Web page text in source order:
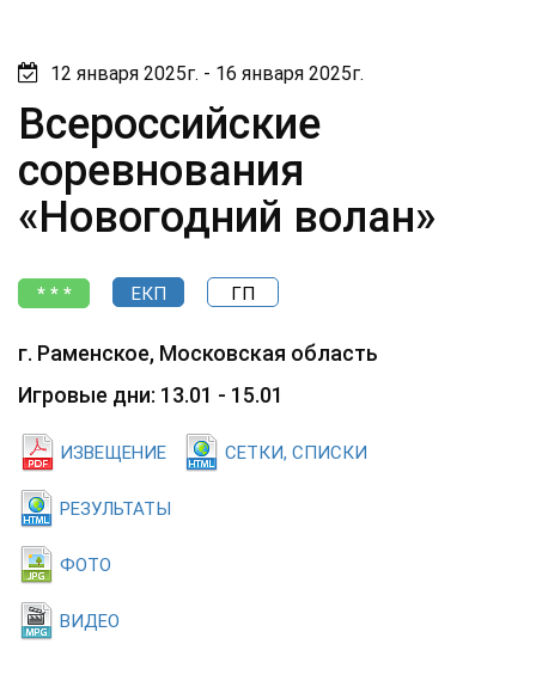
12 января 2025г. - 16 января 2025г.
Всероссийские
соревнования
«Новогодний волан»
* * * ЕКП ГП
г. Раменское, Московская область
Игровые дни: 13.01 - 15.01
ИЗВЕЩЕНИЕ СЕТКИ, СПИСКИ
РЕЗУЛЬТАТЫ
ФОТО
ВИДЕО